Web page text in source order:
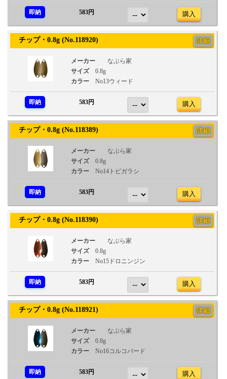
即納 583円 購入
チップ・0.8g (No.118920) 詳細
メーカー
なぶら家
サイズ
0.8g
カラー
No13ウィード
即納 583円 購入
チップ・0.8g (No.118389) 詳細
メーカー
なぶら家
サイズ
0.8g
カラー
No14トビガラシ
即納 583円 購入
チップ・0.8g (No.118390) 詳細
メーカー
なぶら家
サイズ
0.8g
カラー
No15ドロニンジン
即納 583円 購入
チップ・0.8g (No.118921) 詳細
メーカー
なぶら家
サイズ
0.8g
カラー
No16コルコバード
即納 583円 購入